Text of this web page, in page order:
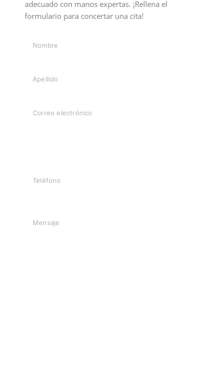
adecuado con manos expertas. ¡Rellena el
formulario para concertar una cita!